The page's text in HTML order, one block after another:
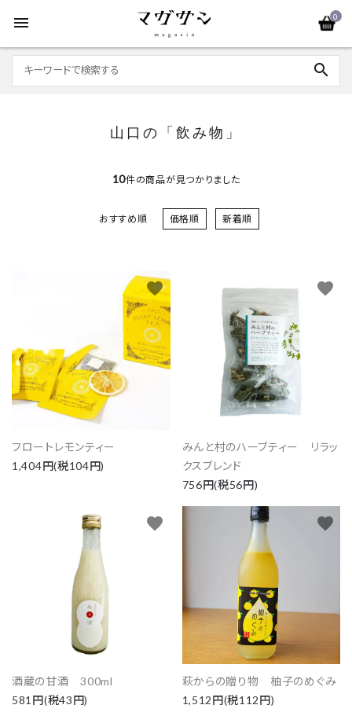
menu 0
search
山口の「飲み物」
10件の商品が見つかりました
おすすめ順 価格順 新着順
フロートレモンティー
1,404円(税104円)
favorite
みんと村のハーブティー リラッ
クスブレンド
756円(税56円)
favorite
酒蔵の甘酒 300ml
581円(税43円)
favorite
萩からの贈り物 柚子のめぐみ
1,512円(税112円)
favorite